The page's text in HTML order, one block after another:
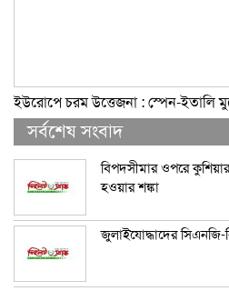
ইউরোপে চরম উত্তেজনা : স্পেন-ইতালি
সর্বশেষ সংবাদ
বিপদসীমার ওপরে
হওয়ার শঙ্কা
জুলাইযোদ্ধাদের সিএনজি-